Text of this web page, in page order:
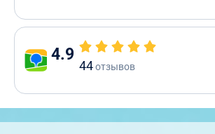
4.9
44отзывов